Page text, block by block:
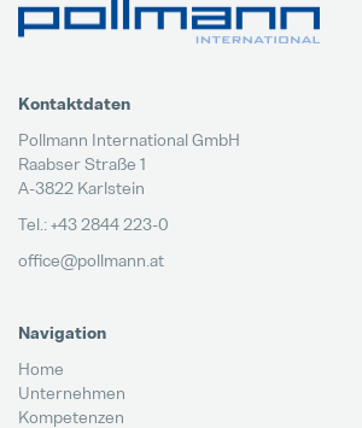
Kontaktdaten
Pollmann International GmbH
Raabser Straße 1
A-3822 Karlstein
Tel.: +43 2844 223-0
office@pollmann.at
Navigation
Home
Unternehmen
Kompetenzen